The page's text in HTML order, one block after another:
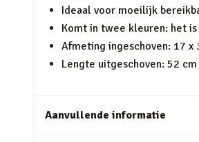
Ideaal voor moeilijk
Komt in twee kleuren: het
Afmeting ingeschoven: 17 x
Lengte uitgeschoven: 52 cm
Aanvullende informatie